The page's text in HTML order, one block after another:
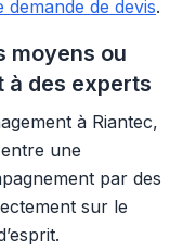
de devis.
moyens ou
à des experts
à Riantec,
une
par des
sur le